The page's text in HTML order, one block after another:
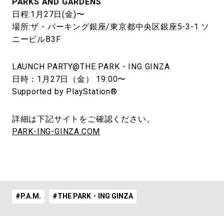
日程:1月27日(金)〜
場所:ザ・パーキング銀座/東京都中央区銀座5-3-1 ソ
ニービルB3F
LAUNCH PARTY@THE PARK・ING GINZA
日時：1月27日（金） 19:00〜
Supported by PlayStation®
詳細は下記サイトをご確認ください。
PARK-ING-GINZA.COM
#P.A.M. #THE PARK・ING GINZA